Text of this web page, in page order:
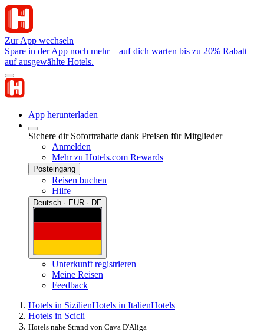
Zur App wechseln
Spare in der App noch mehr – auf dich warten bis zu 20% Rabatt
auf ausgewählte Hotels.
App herunterladen
Sichere dir Sofortrabatte dank Preisen für Mitglieder
Anmelden
Mehr zu Hotels.com Rewards
Posteingang
Reisen buchen
Hilfe
Deutsch · EUR · DE
Unterkunft registrieren
Meine Reisen
Feedback
Hotels in SizilienHotels in ItalienHotels
Hotels in Scicli
Hotels nahe Strand von Cava D'Aliga